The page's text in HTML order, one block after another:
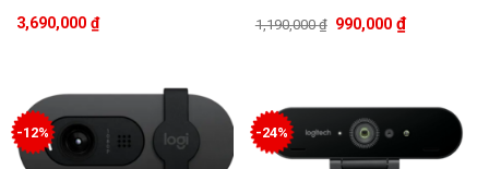
3,690,000 ₫ 1,190,000₫ 990,000 ₫
-12% -24%